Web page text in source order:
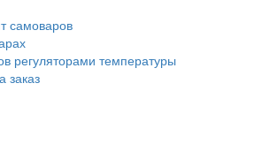
самоваров
регуляторами температуры
заказ